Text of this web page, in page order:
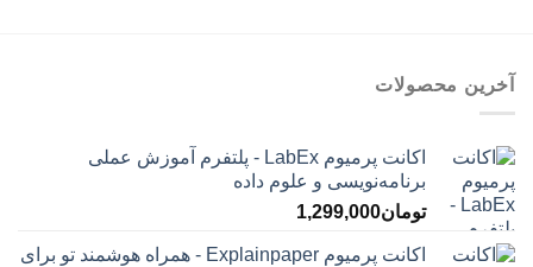
آخرین محصولات
اکانت پرمیوم LabEx - پلتفرم آموزش عملی
برنامه‌نویسی و علوم داده
تومان1,299,000
اکانت پرمیوم Explainpaper - همراه هوشمند تو برای